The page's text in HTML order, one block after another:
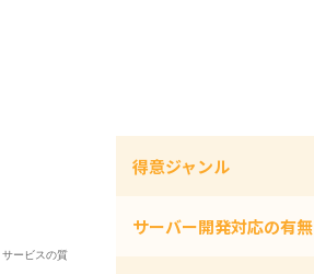
得意ジャンル
サーバー開発対応の有無